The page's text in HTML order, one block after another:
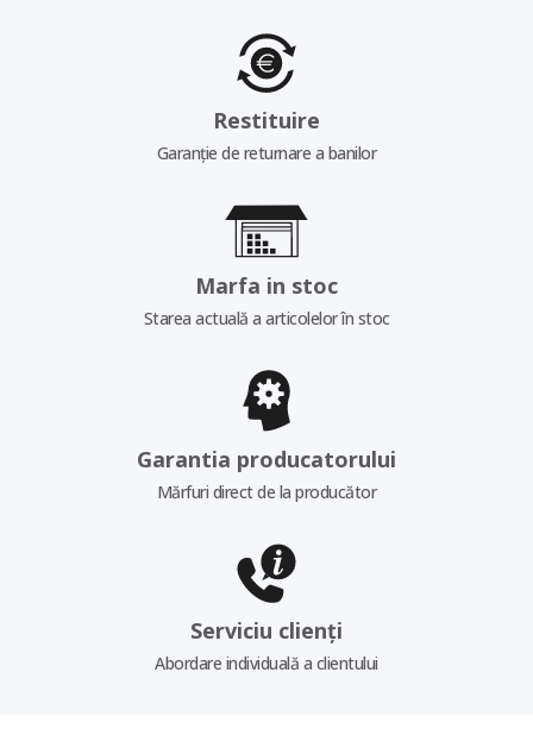
Restituire
Garanție de returnare a banilor
Marfa in stoc
Starea actuală a articolelor în stoc
Garantia producatorului
Mărfuri direct de la producător
Serviciu clienți
Abordare individuală a clientului